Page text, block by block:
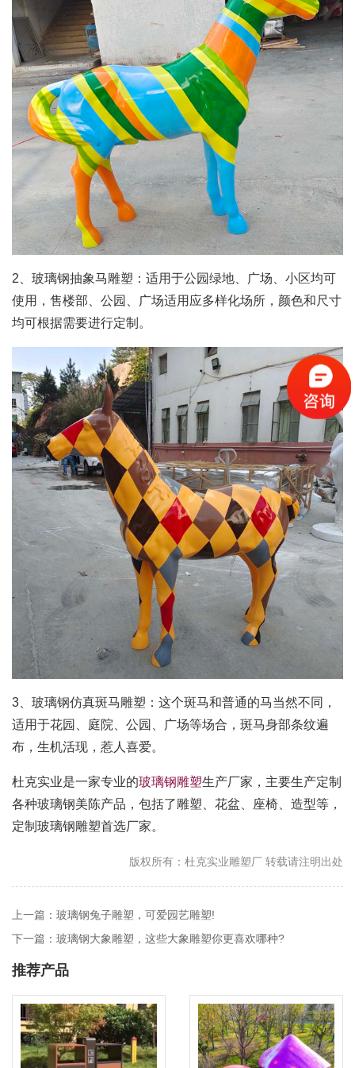
2、玻璃钢抽象马雕塑：适用于公园绿地、广场、小区均可
使用，售楼部、公园、广场适用应多样化场所，颜色和尺寸
均可根据需要进行定制。
3、玻璃钢仿真斑马雕塑：这个斑马和普通的马当然不同，
适用于花园、庭院、公园、广场等场合，斑马身部条纹遍
布，生机活现，惹人喜爱。
杜克实业是一家专业的玻璃钢雕塑生产厂家，主要生产定制
各种玻璃钢美陈产品，包括了雕塑、花盆、座椅、造型等，
定制玻璃钢雕塑首选厂家。
版权所有：杜克实业雕塑厂 转载请注明出处
上一篇：玻璃钢兔子雕塑，可爱园艺雕塑!
下一篇：玻璃钢大象雕塑，这些大象雕塑你更喜欢哪种?
推荐产品